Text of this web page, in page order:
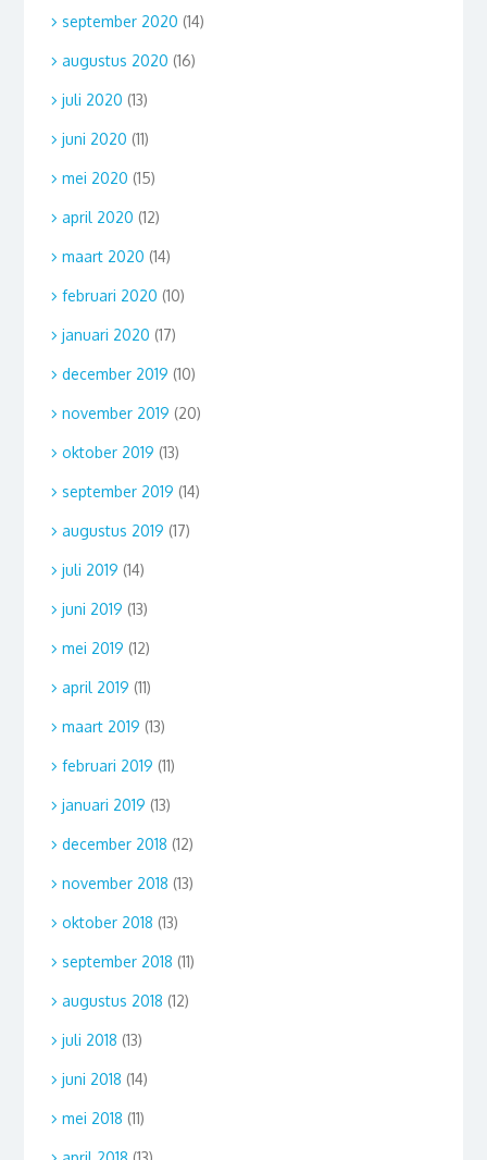
september 2020 (14)
augustus 2020 (16)
juli 2020 (13)
juni 2020 (11)
mei 2020 (15)
april 2020 (12)
maart 2020 (14)
februari 2020 (10)
januari 2020 (17)
december 2019 (10)
november 2019 (20)
oktober 2019 (13)
september 2019 (14)
augustus 2019 (17)
juli 2019 (14)
juni 2019 (13)
mei 2019 (12)
april 2019 (11)
maart 2019 (13)
februari 2019 (11)
januari 2019 (13)
december 2018 (12)
november 2018 (13)
oktober 2018 (13)
september 2018 (11)
augustus 2018 (12)
juli 2018 (13)
juni 2018 (14)
mei 2018 (11)